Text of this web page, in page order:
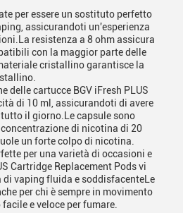
per essere un sostituto perfetto
assicurandoti un'esperienza
resistenza a 8 ohm assicura
con la maggior parte delle
cristallino garantisce la
delle cartucce BGV iFresh PLUS
di 10 ml, assicurandoti di avere
il giorno.Le capsule sono
di nicotina di 20
un forte colpo di nicotina.
per una varietà di occasioni e
Cartridge Replacement Pods vi
vaping fluida e soddisfacenteLe
per chi è sempre in movimento
e veloce per fumare.